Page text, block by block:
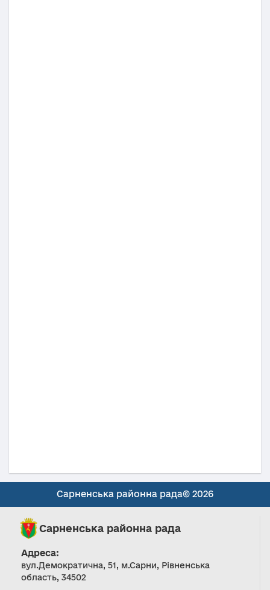
Сарненська районна рада© 2026
Сарненська районна рада
Адреса:
вул.Демократична, 51, м.Сарни, Рівненська
область, 34502